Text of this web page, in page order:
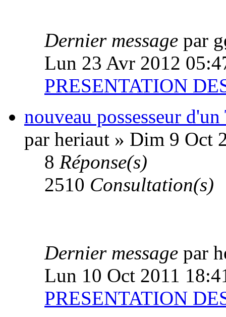
Dernier message par
Lun 23 Avr 2012
PRESENTATION
nouveau possesseur
par heriaut » Dim 9 Oct
8 Réponse(s)
2510 Consultation(s)
Dernier message par
Lun 10 Oct 2011
PRESENTATION